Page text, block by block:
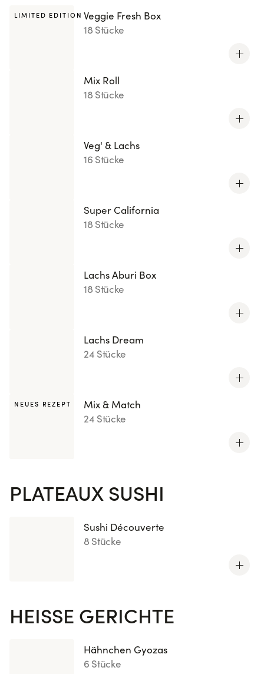
LIMITED EDITION Veggie Fresh Box
18 Stücke
Mix Roll
18 Stücke
Veg' & Lachs
16 Stücke
Super California
18 Stücke
Lachs Aburi Box
18 Stücke
Lachs Dream
24 Stücke
NEUES REZEPT
Mix & Match
24 Stücke
PLATEAUX SUSHI
Sushi Découverte
8 Stücke
HEISSE GERICHTE
Hähnchen Gyozas
6 Stücke